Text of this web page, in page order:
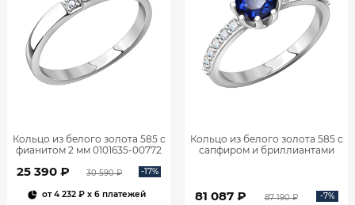
Кольцо из белого золота 585 с
фианитом 2 мм 0101635-00772
25 390 ₽ 30 590 ₽ -17%
от4 232 ₽x 6 платежей
Кольцо из белого золота 585 с
сапфиром и бриллиантами
81 087 ₽ 87 190 ₽ -7%